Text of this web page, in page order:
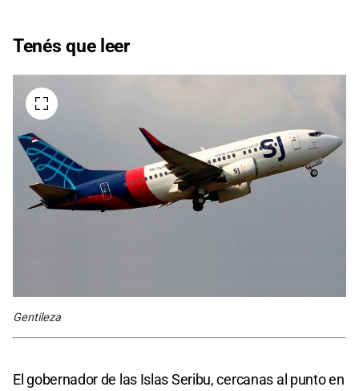
Tenés que leer
Gentileza
El gobernador de las Islas Seribu, cercanas al punto en